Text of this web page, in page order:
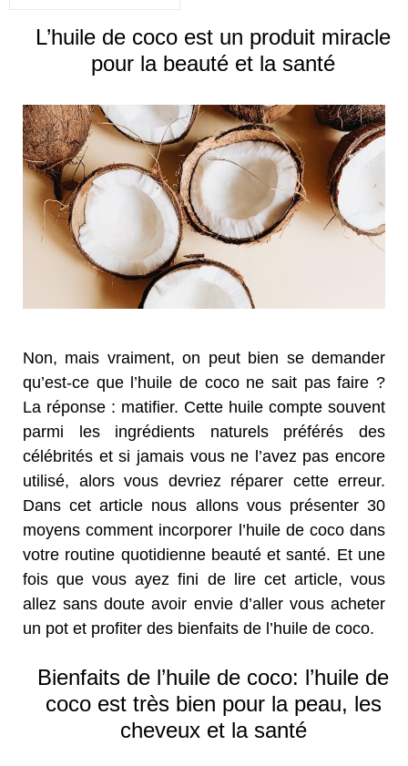
L’huile de coco est un produit miracle
pour la beauté et la santé
Non, mais vraiment, on peut bien se demander
qu’est-ce que l’huile de coco ne sait pas faire ?
La réponse : matifier. Cette huile compte souvent
parmi les ingrédients naturels préférés des
célébrités et si jamais vous ne l’avez pas encore
utilisé, alors vous devriez réparer cette erreur.
Dans cet article nous allons vous présenter 30
moyens comment incorporer l’huile de coco dans
votre routine quotidienne beauté et santé. Et une
fois que vous ayez fini de lire cet article, vous
allez sans doute avoir envie d’aller vous acheter
un pot et profiter des bienfaits de l’huile de coco.
Bienfaits de l’huile de coco: l’huile de
coco est très bien pour la peau, les
cheveux et la santé